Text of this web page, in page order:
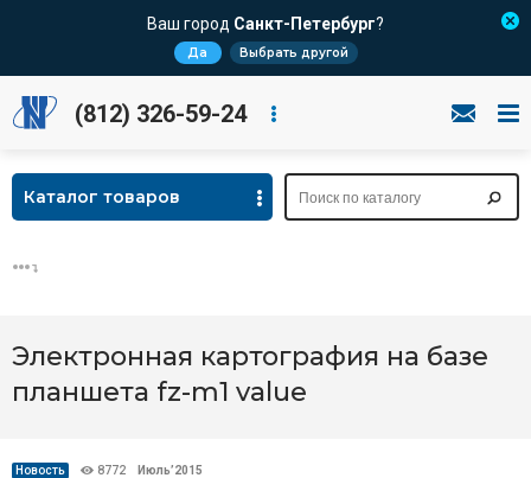
Ваш город Санкт-Петербург?
Да Выбрать другой
(812) 326-59-24
Каталог товаров
Электронная картография на базе
планшета fz-m1 value
Новость 8772 Июль’2015